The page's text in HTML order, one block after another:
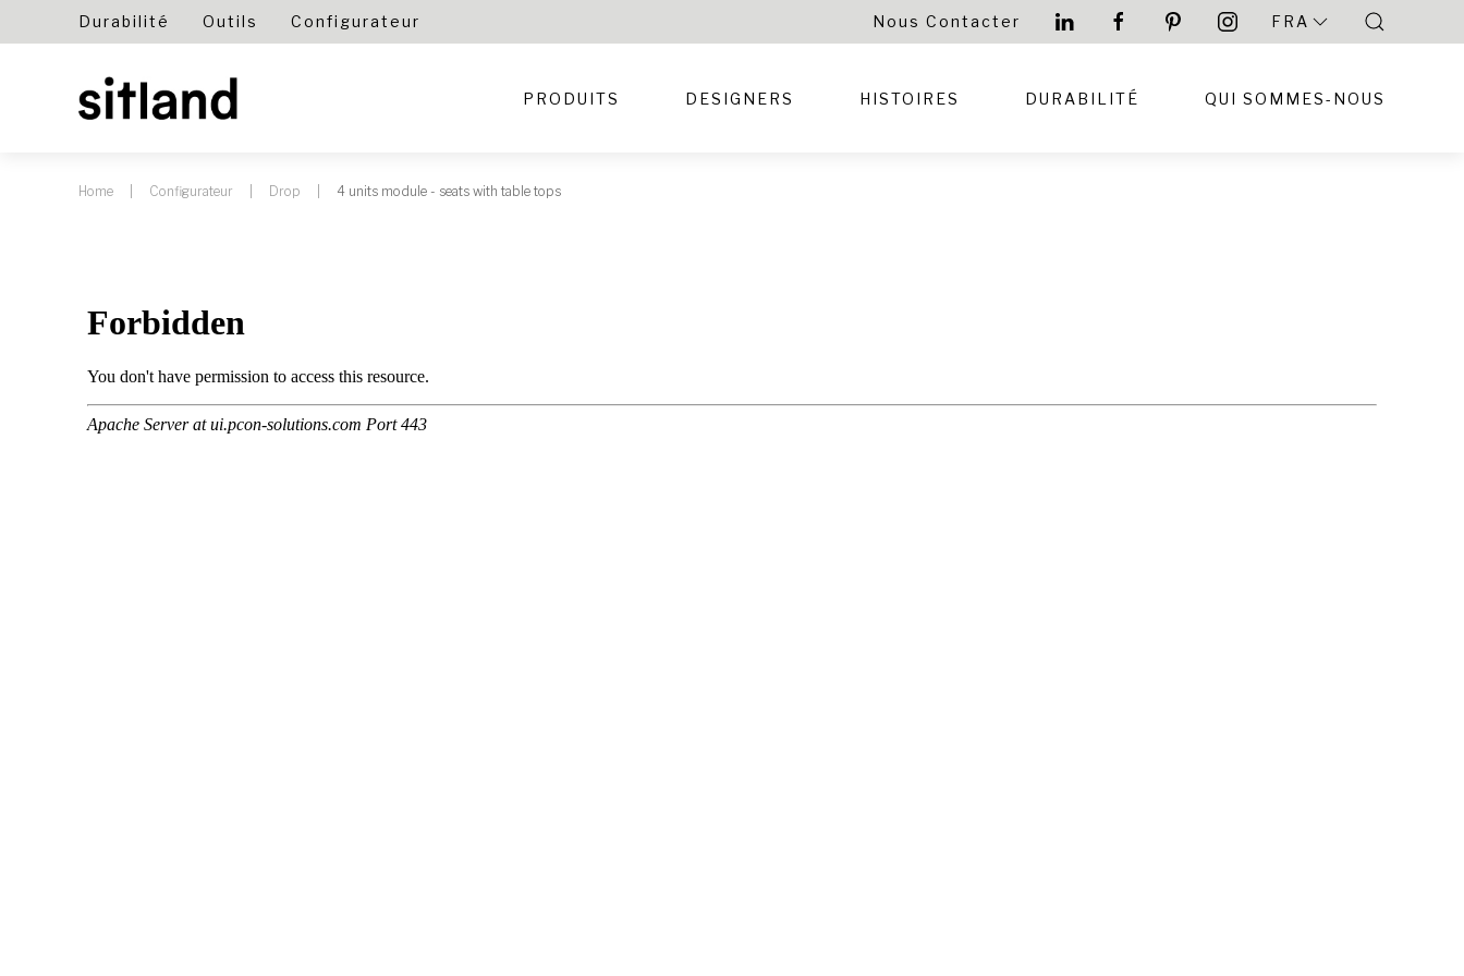
Durabilité Outils Configurateur Nous Contacter FRA
PRODUITS DESIGNERS HISTOIRES DURABILITÉ QUI SOMMES-NOUS
Home Configurateur Drop 4 units module - seats with table tops